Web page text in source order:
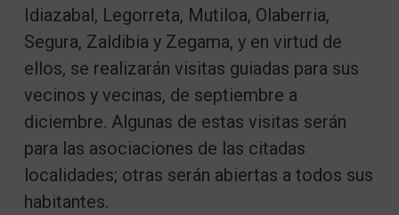
Idiazabal, Legorreta, Mutiloa, Olaberria,
Segura, Zaldibia y Zegama, y en virtud de
ellos, se realizarán visitas guiadas para sus
vecinos y vecinas, de septiembre a
diciembre. Algunas de estas visitas serán
para las asociaciones de las citadas
localidades; otras serán abiertas a todos sus
habitantes.